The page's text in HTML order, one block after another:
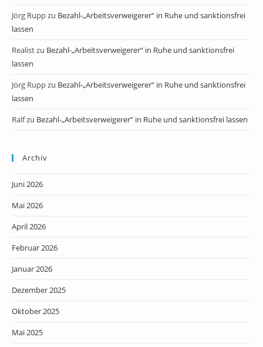
Jörg Ruppzu Bezahl-„Arbeitsverweigerer“ in Ruhe und sanktionsfrei
lassen
Realistzu Bezahl-„Arbeitsverweigerer“ in Ruhe und sanktionsfrei
lassen
Jörg Ruppzu Bezahl-„Arbeitsverweigerer“ in Ruhe und sanktionsfrei
lassen
Ralfzu Bezahl-„Arbeitsverweigerer“ in Ruhe und sanktionsfrei lassen
Archiv
Juni 2026
Mai 2026
April 2026
Februar 2026
Januar 2026
Dezember 2025
Oktober 2025
Mai 2025